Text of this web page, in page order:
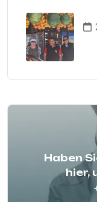
Haben
hier,